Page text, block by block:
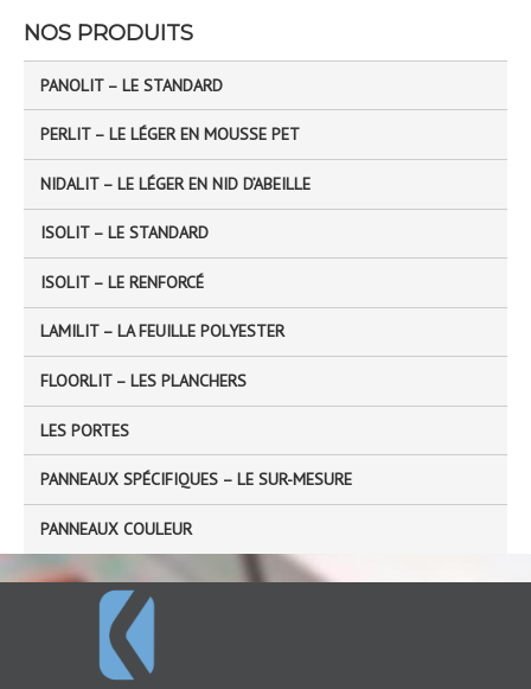
r
c
e
NOS PRODUITS
PANOLIT – LE STANDARD
PERLIT – LE LÉGER EN MOUSSE PET
NIDALIT – LE LÉGER EN NID D’ABEILLE
ISOLIT – LE STANDARD
ISOLIT – LE RENFORCÉ
LAMILIT – LA FEUILLE POLYESTER
FLOORLIT – LES PLANCHERS
LES PORTES
PANNEAUX SPÉCIFIQUES – LE SUR-MESURE
PANNEAUX COULEUR